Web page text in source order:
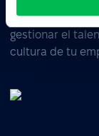
Software de
gestionar el
cultura de tu